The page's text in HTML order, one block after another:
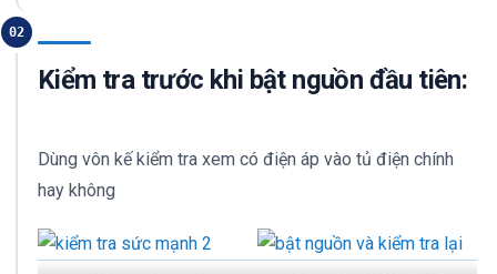
02
Kiểm tra trước khi bật nguồn đầu tiên:
Dùng vôn kế kiểm tra xem có điện áp vào tủ điện chính
hay không